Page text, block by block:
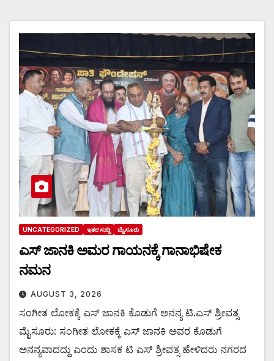
UNCATEGORIZED ಇತರ ಸುದ್ದಿ ಮೈಸೂರು
ಎಸ್ ಜಾನಕಿ ಅಮರ ಗಾಯನಕ್ಕೆ ಗಾನಾಭಿಷೇಕ
ನಮನ
AUGUST 3, 2026
ಸಂಗೀತ ಲೋಕಕ್ಕೆ ಎಸ್ ಜಾನಕಿ ಕೊಡುಗೆ ಅನನ್ಯ ಟಿ.ಎಸ್ ಶ್ರೀವತ್ಸ
ಮೈಸೂರು: ಸಂಗೀತ ಲೋಕಕ್ಕೆ ಎಸ್ ಜಾನಕಿ ಅವರ ಕೊಡುಗೆ
ಅನನ್ಯವಾದದ್ದು ಎಂದು ಶಾಸಕ ಟಿ ಎಸ್ ಶ್ರೀವತ್ಸ ಹೇಳಿದರು ನಗರದ